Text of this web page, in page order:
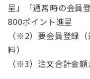
呈」「通常時の会員
800ポイント進呈
（※2）要会員登録
料）
（※3）注文合計金